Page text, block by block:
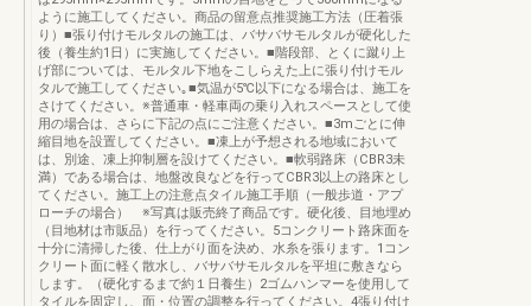
ように施工してください。商品の留意点推奨施工方法（圧着張
り）■張り付けモルタルの施工は、バサバサモルタルが硬化した
後（養生約1日）に実施してください。■階段部、とくに蹴り上
げ部については、モルタル下地をこしらえた上に張り付けモル
タルで施工してください｡■気温が5℃以下になる場合は、施工を
さけてください。※普通車・軽車両の乗り入れスペースとして使
用の場合は、さらに下記の点にご注意ください。■3mごとに伸
縮目地を設置してください。■凍上が予想される地域において
は、別途、凍上抑制層を設けてください。■軟弱路床（CBR3未
満）である場合は、地盤改良などを行ってCBR3以上の路床とし
てください。施工上の注意点タイル施工手順（一般歩道・アプ
ローチの場合） ※写真は販売終了商品です。硬化後、目地埋め
（目地材は市販品）を行ってください。5コンクリート路床面を
十分に清掃した後、仕上がり面を決め、水糸を張ります。1コン
クリート面に軽く散水し、バサバサモルタルを平坦に敷きなら
します。（硬化するまで約１日養生）2ゴムハンマーを使用して
タイルを固定し、面・位置の調整を行ってください。4張り付け